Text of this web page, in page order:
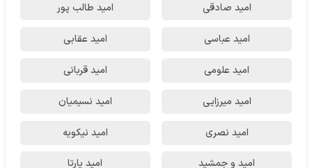
امید صادقی امید طالب پور
امید عباسی امید عقابی
امید علومی امید قربانی
امید میرزایی امید نسیمیان
امید نصری امید نیکویه
امید و جمشید امید یارتا